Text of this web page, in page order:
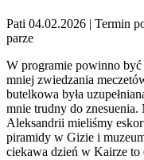
Pati 04.02.2026 | Termin
parze
W programie powinno
mniej zwiedzania
butelkowa była
mnie trudny do
Aleksandrii mieliśmy
piramidy w Gizie i
ciekawa dzień w Kairze to